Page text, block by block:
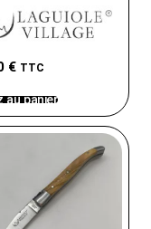
€ TTC
au panier